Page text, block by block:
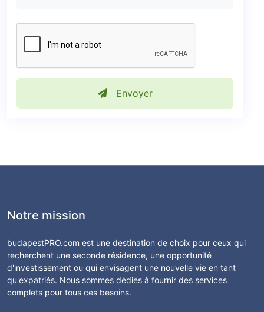
Envoyer
Notre mission
budapestPRO.com est une destination de choix pour ceux qui
recherchent une seconde résidence, une opportunité
d'investissement ou qui envisagent une nouvelle vie en tant
qu'expatriés. Nous sommes dédiés à fournir des services
complets pour tous ces besoins.